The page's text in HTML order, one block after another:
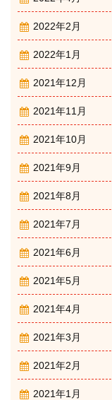
2022年2月
2022年1月
2021年12月
2021年11月
2021年10月
2021年9月
2021年8月
2021年7月
2021年6月
2021年5月
2021年4月
2021年3月
2021年2月
2021年1月